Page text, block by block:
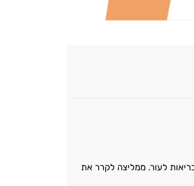
לעור. ממליצה לקרר את